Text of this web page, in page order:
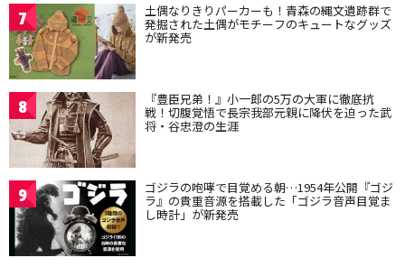
7 土偶なりきりパーカーも！青森の縄文遺跡群で
発掘された土偶がモチーフのキュートなグッズ
が新発売
8 『豊臣兄弟！』小一郎の5万の大軍に徹底抗
戦！切腹覚悟で長宗我部元親に降伏を迫った武
将・谷忠澄の生涯
9 ゴジラの咆哮で目覚める朝…1954年公開『ゴジ
ラ』の貴重音源を搭載した「ゴジラ音声目覚ま
し時計」が新発売